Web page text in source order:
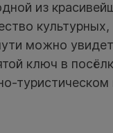
из
культурных,
можно
ключ в